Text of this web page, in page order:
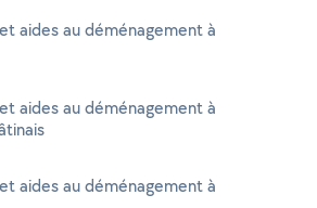
aides au déménagement à
aides au déménagement à
aides au déménagement à